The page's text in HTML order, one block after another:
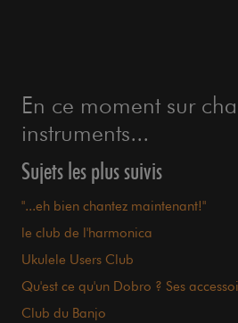
En ce moment sur
instruments...
Sujets les plus suivis
"...eh bien chantez maintenant!"
le club de l'harmonica
Ukulele Users Club
Qu'est ce qu'un Dobro ? Ses
Club du Banjo